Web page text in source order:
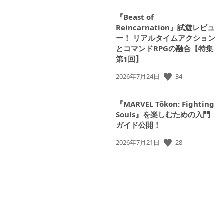
『Beast of
Reincarnation』試遊レビュ
ー！ リアルタイムアクション
とコマンドRPGの融合【特集
第1回】
公
2026年7月24日 34
『MARVEL Tōkon: Fighting
Souls』を楽しむための入門
ガイド公開！
公
2026年7月21日 28